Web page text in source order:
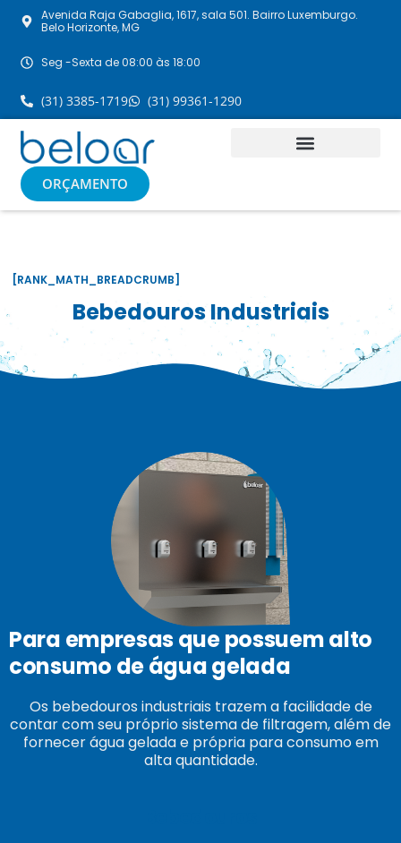
Avenida Raja Gabaglia, 1617, sala 501. Bairro Luxemburgo.
Belo Horizonte, MG
Seg -Sexta de 08:00 às 18:00
(31) 3385-1719 (31) 99361-1290
ORÇAMENTO
[RANK_MATH_BREADCRUMB]
Bebedouros Industriais
Para empresas que possuem alto
consumo de água gelada
Os bebedouros industriais trazem a facilidade de
contar com seu próprio sistema de filtragem, além de
fornecer água gelada e própria para consumo em
alta quantidade.